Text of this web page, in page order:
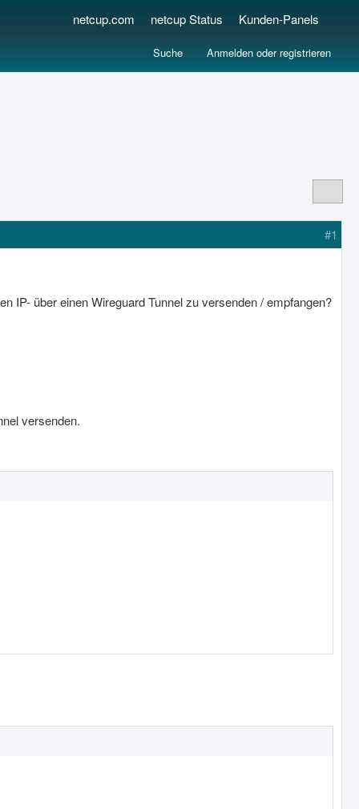
netcup.com netcup Status Kunden-Panels
Anmelden oder registrieren
Suche
#1
IP- über einen Wireguard Tunnel zu versenden / empfangen?
versenden.